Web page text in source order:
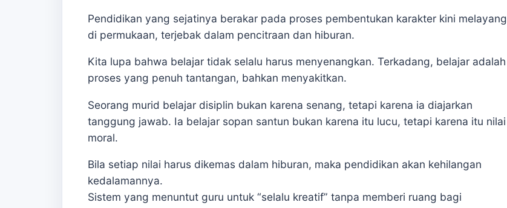
Pendidikan yang sejatinya berakar pada proses pembentukan karakter kini melayang
di permukaan, terjebak dalam pencitraan dan hiburan.
Kita lupa bahwa belajar tidak selalu harus menyenangkan. Terkadang, belajar adalah
proses yang penuh tantangan, bahkan menyakitkan.
Seorang murid belajar disiplin bukan karena senang, tetapi karena ia diajarkan
tanggung jawab. Ia belajar sopan santun bukan karena itu lucu, tetapi karena itu nilai
moral.
Bila setiap nilai harus dikemas dalam hiburan, maka pendidikan akan kehilangan
kedalamannya.
Sistem yang menuntut guru untuk “selalu kreatif” tanpa memberi ruang bagi